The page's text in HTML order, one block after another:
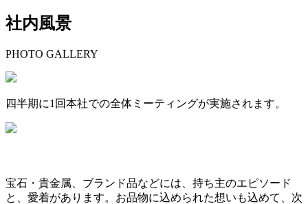
社内風景
PHOTO GALLERY
四半期に1回本社での全体ミーティングが実施されます。
宝石・貴金属、ブランド品などには、持ち主のエピソード
と、愛着があります。お品物に込められた想いも込めて、次